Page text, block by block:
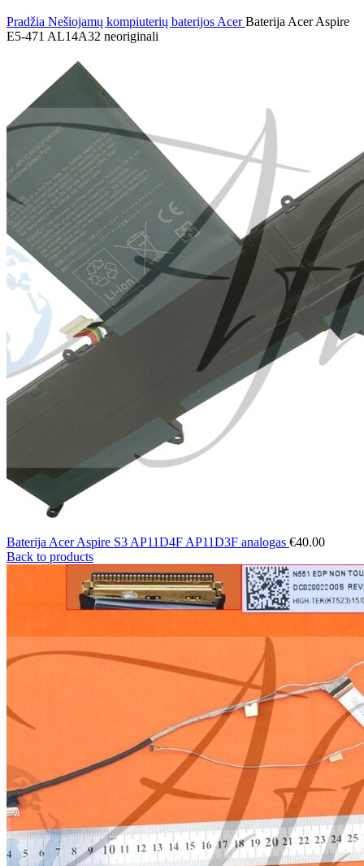
Pradžia Nešiojamų kompiuterių baterijos AcerBaterija Acer Aspire
E5-471 AL14A32 neoriginali
Baterija Acer Aspire S3 AP11D4F AP11D3F analogas €40.00
Back to products